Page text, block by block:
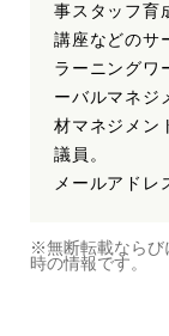
事スタッフ育
講座などのサ
ラーニングワ
ーバルマネジ
材マネジメン
議員。
メールアド
※無断転載ならび
時の情報です。